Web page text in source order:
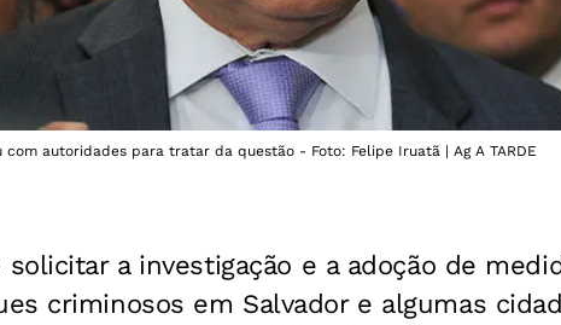
com autoridades para tratar da questão - Foto: Felipe Iruatã | Ag A TARDE
a investigação e a adoção de
criminosos em Salvador e algumas